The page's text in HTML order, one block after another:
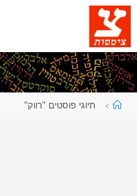
דלגו
לתוכן
עמודתיוגי פוסטים "רווק"